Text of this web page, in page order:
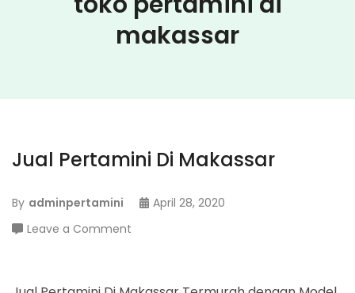
makassar
Jual Pertamini Di Makassar
By adminpertamini
April 28, 2020
Leave a Comment